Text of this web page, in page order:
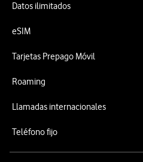
Datos ilimitados
eSIM
Tarjetas Prepago Móvil
Roaming
Llamadas internacionales
Teléfono fijo